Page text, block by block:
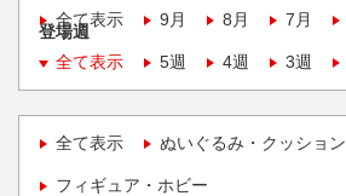
全て表示
9月 8月 7月
登場週
全て表示
5週 4週 3週
全て表示 ぬいぐるみ・クッション
フィギュア・ホビー